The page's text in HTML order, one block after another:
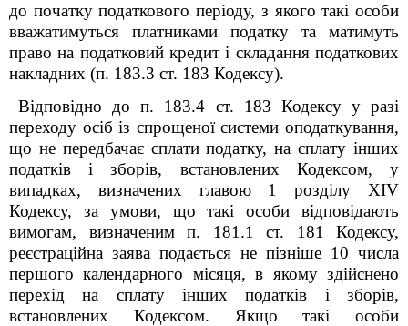
до початку податкового періоду, з якого такі особи
вважатимуться платниками податку та матимуть
право на податковий кредит і складання податкових
накладних (п. 183.3 ст. 183 Кодексу).
Відповідно до п. 183.4 ст. 183 Кодексу у разі
переходу осіб із спрощеної системи оподаткування,
що не передбачає сплати податку, на сплату інших
податків і зборів, встановлених Кодексом, у
випадках, визначених главою 1 розділу XIV
Кодексу, за умови, що такі особи відповідають
вимогам, визначеним п. 181.1 ст. 181 Кодексу,
реєстраційна заява подається не пізніше 10 числа
першого календарного місяця, в якому здійснено
перехід на сплату інших податків і зборів,
встановлених Кодексом. Якщо такі особи